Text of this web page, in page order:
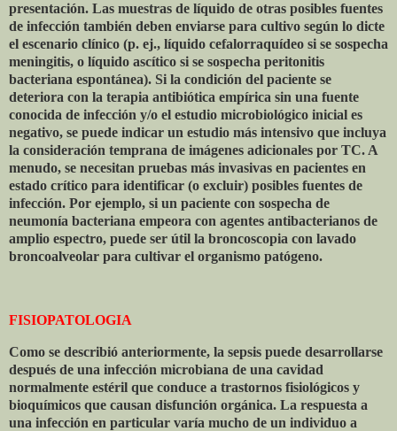
presentación. Las muestras de líquido de otras posibles fuentes
de infección también deben enviarse para cultivo según lo dicte
el escenario clínico (p. ej., líquido cefalorraquídeo si se sospecha
meningitis, o líquido ascítico si se sospecha peritonitis
bacteriana espontánea). Si la condición del paciente se
deteriora con la terapia antibiótica empírica sin una fuente
conocida de infección y/o el estudio microbiológico inicial es
negativo, se puede indicar un estudio más intensivo que incluya
la consideración temprana de imágenes adicionales por TC. A
menudo, se necesitan pruebas más invasivas en pacientes en
estado crítico para identificar (o excluir) posibles fuentes de
infección. Por ejemplo, si un paciente con sospecha de
neumonía bacteriana empeora con agentes antibacterianos de
amplio espectro, puede ser útil la broncoscopia con lavado
broncoalveolar para cultivar el organismo patógeno.
FISIOPATOLOGIA
Como se describió anteriormente, la sepsis puede desarrollarse
después de una infección microbiana de una cavidad
normalmente estéril que conduce a trastornos fisiológicos y
bioquímicos que causan disfunción orgánica. La respuesta a
una infección en particular varía mucho de un individuo a